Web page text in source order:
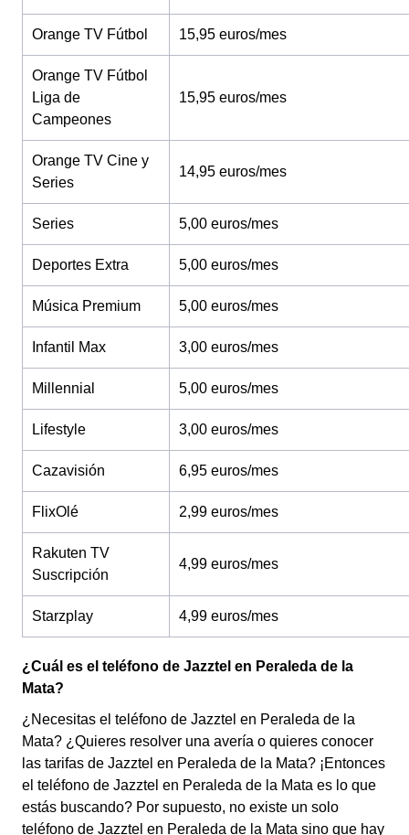
Orange TV Fútbol 15,95 euros/mes
Orange TV Fútbol
Liga de
Campeones
15,95 euros/mes
Orange TV Cine y
Series
14,95 euros/mes
Series 5,00 euros/mes
Deportes Extra 5,00 euros/mes
Música Premium 5,00 euros/mes
Infantil Max 3,00 euros/mes
Millennial 5,00 euros/mes
Lifestyle 3,00 euros/mes
Cazavisión 6,95 euros/mes
FlixOlé 2,99 euros/mes
Rakuten TV
Suscripción
4,99 euros/mes
Starzplay 4,99 euros/mes
¿Cuál es el teléfono de Jazztel en Peraleda de la
Mata?
¿Necesitas el teléfono de Jazztel en Peraleda de la
Mata? ¿Quieres resolver una avería o quieres conocer
las tarifas de Jazztel en Peraleda de la Mata? ¡Entonces
el teléfono de Jazztel en Peraleda de la Mata es lo que
estás buscando? Por supuesto, no existe un solo
teléfono de Jazztel en Peraleda de la Mata sino que hay